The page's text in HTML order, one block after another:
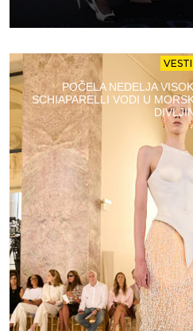
VESTI
POČELA NEDELJA
SCHIAPARELLI VODI U